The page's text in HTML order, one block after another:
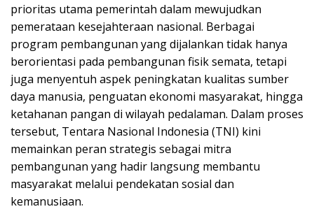
prioritas utama pemerintah dalam mewujudkan
pemerataan kesejahteraan nasional. Berbagai
program pembangunan yang dijalankan tidak hanya
berorientasi pada pembangunan fisik semata, tetapi
juga menyentuh aspek peningkatan kualitas sumber
daya manusia, penguatan ekonomi masyarakat, hingga
ketahanan pangan di wilayah pedalaman. Dalam proses
tersebut, Tentara Nasional Indonesia (TNI) kini
memainkan peran strategis sebagai mitra
pembangunan yang hadir langsung membantu
masyarakat melalui pendekatan sosial dan
kemanusiaan.